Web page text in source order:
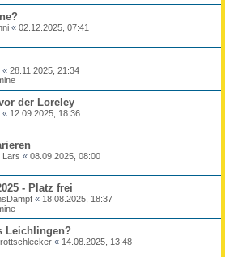
« 02.12.2025, 07:41
« 28.11.2025, 21:34
der Loreley
« 12.09.2025, 18:36
Lars « 08.09.2025, 08:00
- Platz frei
« 18.08.2025, 18:37
Leichlingen?
« 14.08.2025, 13:48